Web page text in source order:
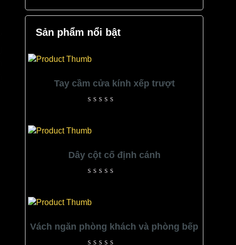
Sản phẩm nổi bật
Tay cầm cửa kính xếp trượt
of
5
Dây cột cố định cánh
of
5
Vách ngăn phòng khách và phòng bếp